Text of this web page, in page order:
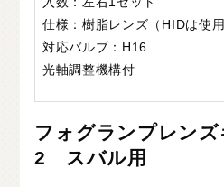
仕様：樹脂レンズ（HIDは使
対応バルブ：H16
光軸調整機構付
フォグランプレン
2 スバル用